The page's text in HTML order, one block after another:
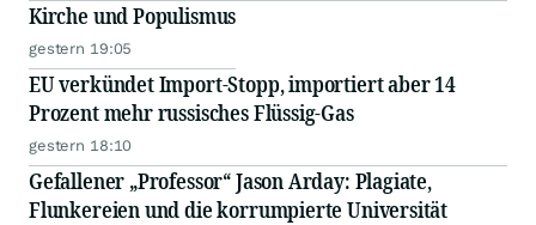
Kirche und Populismus
gestern 19:05
EU verkündet Import-Stopp, importiert aber 14
Prozent mehr russisches Flüssig-Gas
gestern 18:10
Gefallener „Professor“ Jason Arday: Plagiate,
Flunkereien und die korrumpierte Universität